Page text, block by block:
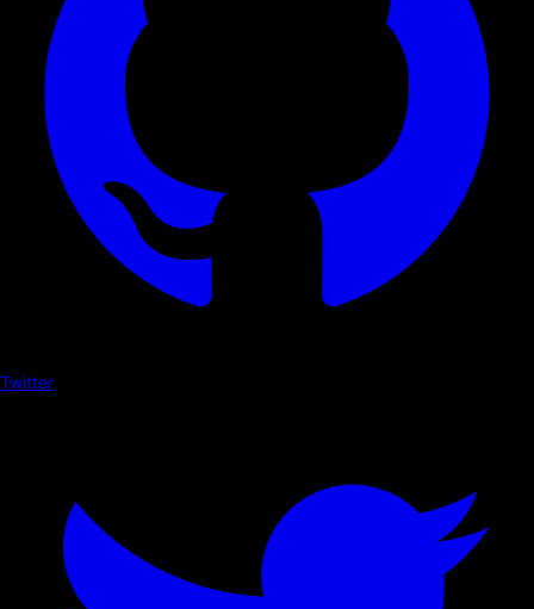
Twitter